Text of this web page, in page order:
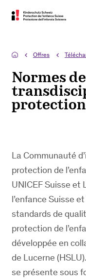
Offres
Normes
protection
La Communauté
protection de
UNICEF Suisse
l’enfance Suisse
standards de
protection de
développée en
de Lucerne
se présente sous